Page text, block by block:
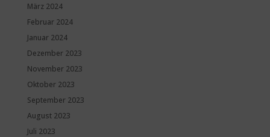
März 2024
Februar 2024
Januar 2024
Dezember 2023
November 2023
Oktober 2023
September 2023
August 2023
Juli 2023